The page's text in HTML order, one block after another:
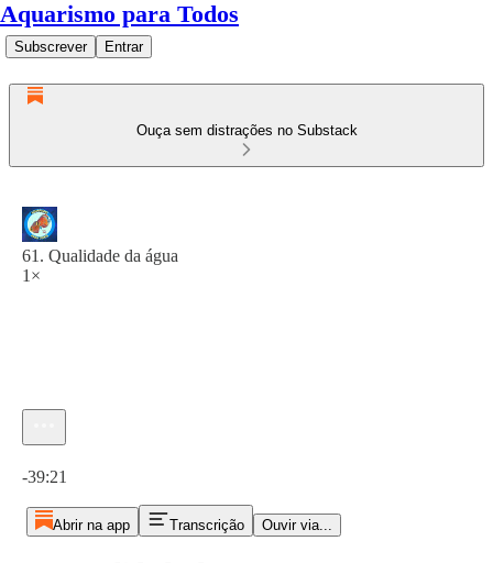
Aquarismo para Todos
Subscrever Entrar
Ouça sem distrações no Substack
61. Qualidade da água
1×
-39:21
Abrir na app Transcrição Ouvir via...